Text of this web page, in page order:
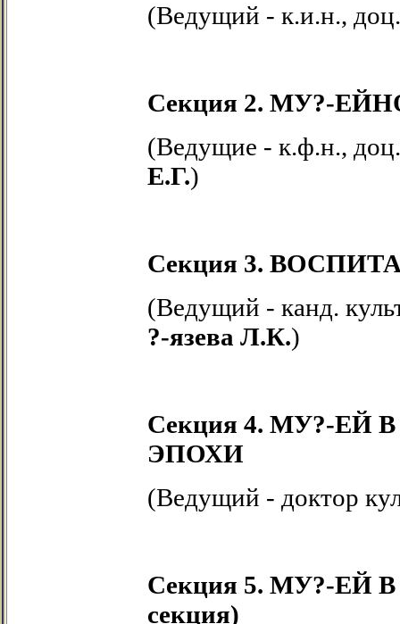
(Ведущий - к.и.н.,
Секция 2. МУ?-
(Ведущие - к.ф.н.,
Е.Г.)
Секция 3.
(Ведущий - канд.
?-язева Л.К.)
Секция 4. МУ?-
ЭПОХИ
(Ведущий - доктор
Секция 5. МУ?-ЕЙ
секция)